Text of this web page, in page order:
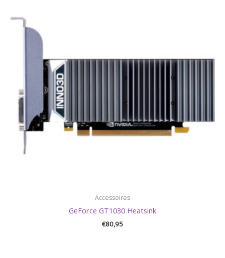
Accessoires
GeForce GT1030 Heatsink
€80,95